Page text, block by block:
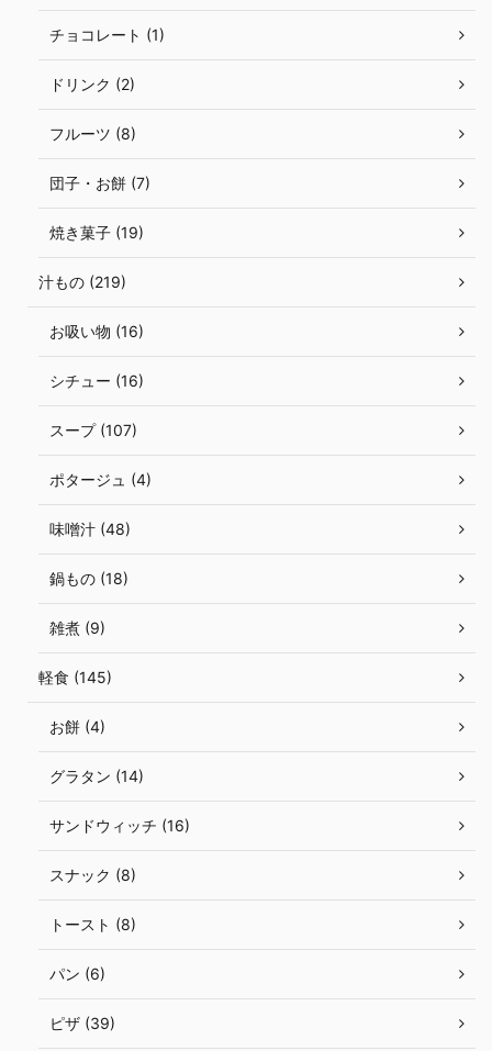
チョコレート (1)
ドリンク (2)
フルーツ (8)
団子・お餅 (7)
焼き菓子 (19)
汁もの (219)
お吸い物 (16)
シチュー (16)
スープ (107)
ポタージュ (4)
味噌汁 (48)
鍋もの (18)
雑煮 (9)
軽食 (145)
お餅 (4)
グラタン (14)
サンドウィッチ (16)
スナック (8)
トースト (8)
パン (6)
ピザ (39)